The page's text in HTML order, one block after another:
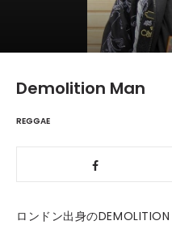
Demolition Man
REGGAE
ロンドン出身の